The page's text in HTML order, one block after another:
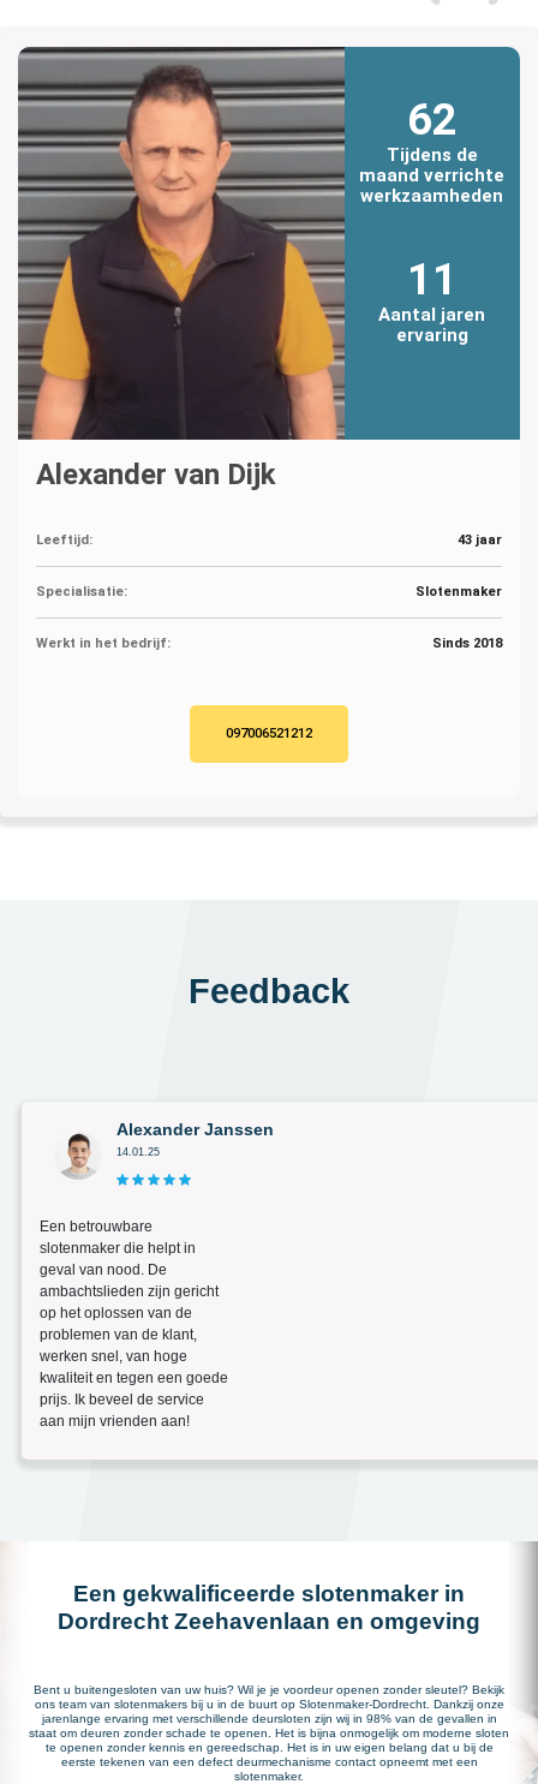
62
Tijdens de
maand verrichte
werkzaamheden
11
Aantal jaren
ervaring
Alexander van Dijk
Leeftijd: 43 jaar
Specialisatie: Slotenmaker
Werkt in het bedrijf: Sinds 2018
097006521212
Feedback
Alexander Janssen
14.01.25
Een betrouwbare
slotenmaker die helpt in
geval van nood. De
ambachtslieden zijn gericht
op het oplossen van de
problemen van de klant,
werken snel, van hoge
kwaliteit en tegen een goede
prijs. Ik beveel de service
aan mijn vrienden aan!
Een gekwalificeerde slotenmaker in
Dordrecht Zeehavenlaan en omgeving
Bent u buitengesloten van uw huis? Wil je je voordeur openen zonder sleutel? Bekijk
ons team van slotenmakers bij u in de buurt op Slotenmaker-Dordrecht. Dankzij onze
jarenlange ervaring met verschillende deursloten zijn wij in 98% van de gevallen in
staat om deuren zonder schade te openen. Het is bijna onmogelijk om moderne sloten
te openen zonder kennis en gereedschap. Het is in uw eigen belang dat u bij de
eerste tekenen van een defect deurmechanisme contact opneemt met een
slotenmaker.